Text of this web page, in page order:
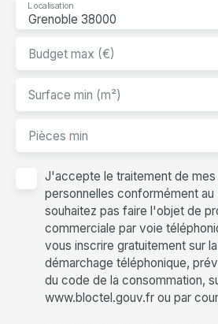
Grenoble 38000
Localisation
Budget max (€)
Surface min (m²)
Pièces min
J'accepte le traitement de mes
personnelles conformément au
souhaitez pas faire l'objet de
commerciale par voie
vous inscrire gratuitement sur
démarchage téléphonique,
du code de la consommation,
www.bloctel.gouv.fr ou par